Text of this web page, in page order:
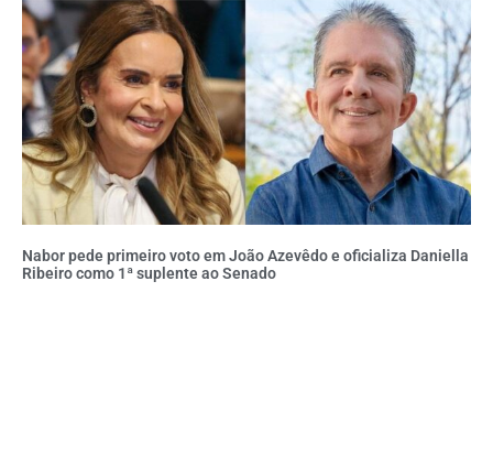
Nabor pede primeiro voto em João Azevêdo e oficializa Daniella
Ribeiro como 1ª suplente ao Senado